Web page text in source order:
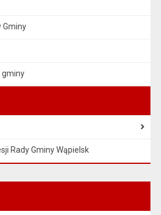
Gminy
gminy
Rady Gminy Wąpielsk